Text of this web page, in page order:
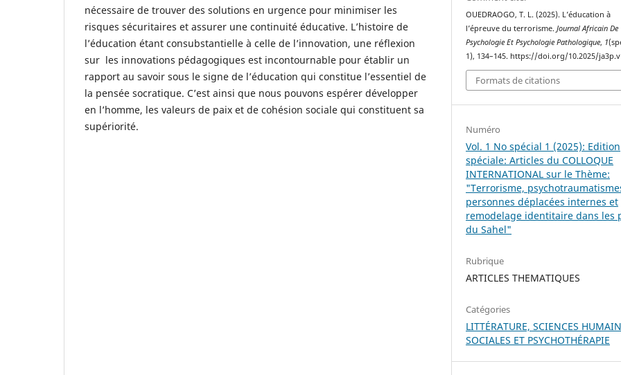
nécessaire de trouver des solutions en urgence pour minimiser les
risques sécuritaires et assurer une continuité éducative. L’histoire de
l’éducation étant consubstantielle à celle de l’innovation, une réflexion
sur les innovations pédagogiques est incontournable pour établir un
rapport au savoir sous le signe de l’éducation qui constitue l’essentiel de
la pensée socratique. C’est ainsi que nous pouvons espérer développer
en l’homme, les valeurs de paix et de cohésion sociale qui constituent sa
supériorité.
OUEDRAOGO, T. L. (2025). L’éducation à
l’épreuve du terrorisme.Journal Africain De
Psychologie Et Psychologie Pathologique, 1
1), 134–145. https://doi.org/10.2025/
Formats de citations
Numéro
Vol. 1 No spécial 1 (2025): Edition
spéciale: Articles du COLLOQUE
INTERNATIONAL sur le Thème:
"Terrorisme,
personnes déplacées internes et
remodelage identitaire dans les
du Sahel"
Rubrique
ARTICLES THEMATIQUES
Catégories
LITTÉRATURE, SCIENCES
SOCIALES ET PSYCHOTHÉRAPIE